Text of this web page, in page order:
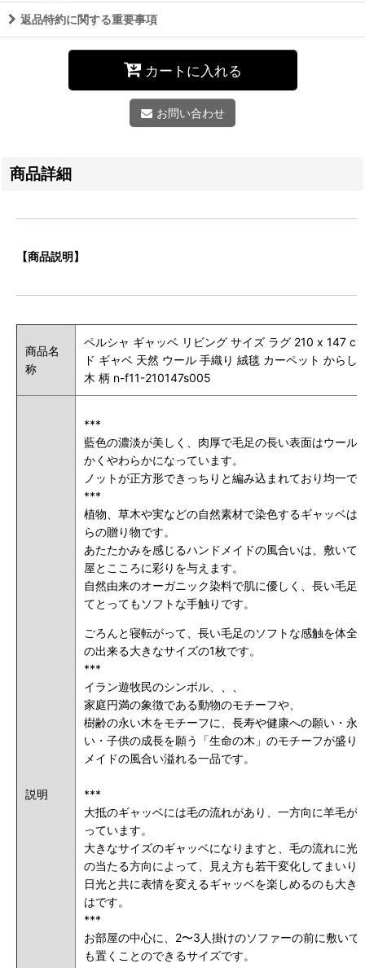
返品特約に関する重要事項
カートに入れる
お問い合わせ
商品詳細
【商品説明】
商品名
称
ペルシャ ギャッベ リビング サイズ ラグ 210 x 147
ド ギャベ 天然 ウール 手織り 絨毯 カーペット からし
木 柄 n-f11-210147s005
説明
***
藍色の濃淡が美しく、肉厚で毛足の長い表面はウール
かくやわらかになっています。
ノットが正方形できっちりと編み込まれており均一で
***
植物、草木や実などの自然素材で染色するギャッベは
らの贈り物です。
あたたかみを感じるハンドメイドの風合いは、敷いて
屋とこころに彩りを与えます。
自然由来のオーガニック染料で肌に優しく、長い毛足
てとってもソフトな手触りです。
ごろんと寝転がって、長い毛足のソフトな感触を体全
の出来る大きなサイズの1枚です。
***
イラン遊牧民のシンボル、、、
家庭円満の象徴である動物のモチーフや、
樹齢の永い木をモチーフに、長寿や健康への願い・永
い・子供の成長を願う「生命の木」のモチーフが盛り
メイドの風合い溢れる一品です。
***
大抵のギャッベには毛の流れがあり、一方向に羊毛が”
っています。
大きなサイズのギャッベになりますと、毛の流れに光
の当たる方向によって、見え方も若干変化してまいり
日光と共に表情を変えるギャッベを楽しめるのも大き
はです。
***
お部屋の中心に、2〜3人掛けのソファーの前に敷いて
も置くことのできるサイズです。